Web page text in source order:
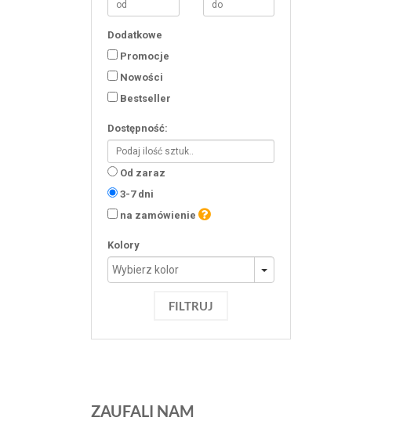
Dodatkowe
Promocje
Nowości
Bestseller
Dostępność:
Od zaraz
3-7 dni
na zamówienie
Kolory
FILTRUJ
ZAUFALI NAM